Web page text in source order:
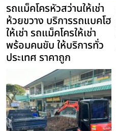
รถแม็คโครหัวสว่านให้เช่า
ห้วยขวาง บริการรถแบคโฮ
ให้เช่า รถแม็คโครให้เช่า
พร้อมคนขับ ให้บริการทั่ว
ประเทศ ราคาถูก